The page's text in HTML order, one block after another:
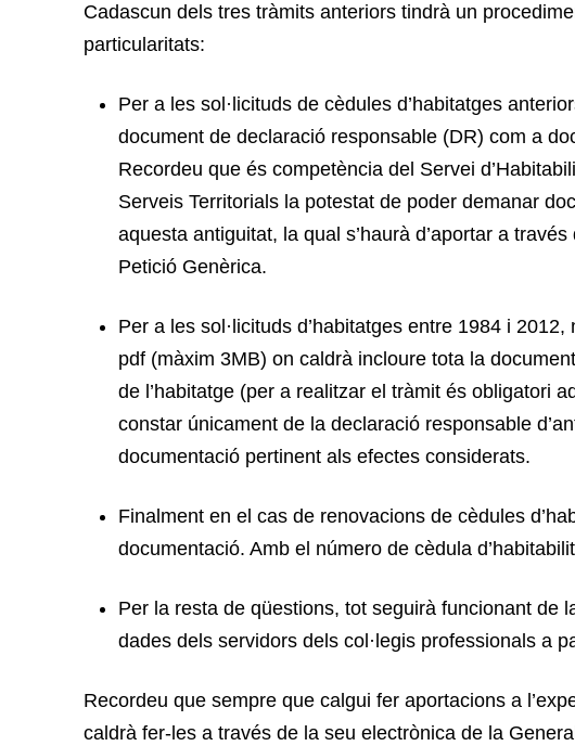
Cadascun dels tres tràmits anteriors tindrà un
particularitats:
Per a les sol·licituds de cèdules d’habitatges
document de declaració responsable (DR) com a
Recordeu que és competència del Servei
Serveis Territorials la potestat de poder demanar
aquesta antiguitat, la qual s’haurà d’aportar a
Petició Genèrica.
Per a les sol·licituds d’habitatges entre 1984 i
pdf (màxim 3MB) on caldrà incloure tota la
de l’habitatge (per a realitzar el tràmit és obligatori
constar únicament de la declaració responsable
documentació pertinent als efectes considerats.
Finalment en el cas de renovacions de cèdules
documentació. Amb el número de cèdula
Per la resta de qüestions, tot seguirà funcionant de
dades dels servidors dels col·legis professionals a
Recordeu que sempre que calgui fer aportacions a
caldrà fer-les a través de la seu electrònica de la